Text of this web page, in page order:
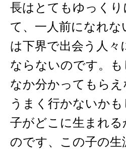
長はとてもゆっく
て、一人前になれ
は下界で出会う人
ならないのです。
なか分かってもら
うまく行かないか
子がどこに生まれ
のです、この子の